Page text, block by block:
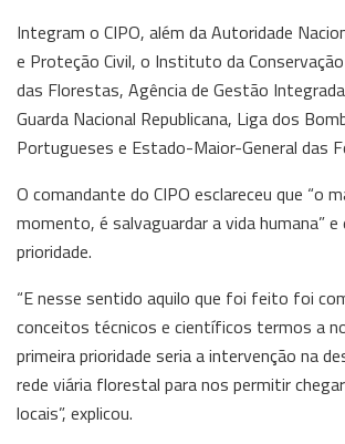
Integram o CIPO, além da Autoridade
e Proteção Civil, o Instituto da
das Florestas, Agência de Gestão
Guarda Nacional Republicana, Liga dos
Portugueses e Estado-Maior-General das
O comandante do CIPO esclareceu que “o
momento, é salvaguardar a vida humana” e
prioridade.
“E nesse sentido aquilo que foi feito foi
conceitos técnicos e científicos termos a
primeira prioridade seria a intervenção na
rede viária florestal para nos permitir
locais”, explicou.